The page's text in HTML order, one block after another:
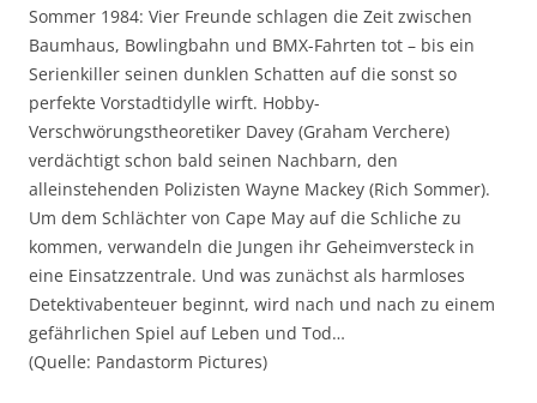
Sommer 1984: Vier Freunde schlagen die Zeit zwischen
Baumhaus, Bowlingbahn und BMX-Fahrten tot – bis ein
Serienkiller seinen dunklen Schatten auf die sonst so
perfekte Vorstadtidylle wirft. Hobby-
Verschwörungstheoretiker Davey (Graham Verchere)
verdächtigt schon bald seinen Nachbarn, den
alleinstehenden Polizisten Wayne Mackey (Rich Sommer).
Um dem Schlächter von Cape May auf die Schliche zu
kommen, verwandeln die Jungen ihr Geheimversteck in
eine Einsatzzentrale. Und was zunächst als harmloses
Detektivabenteuer beginnt, wird nach und nach zu einem
gefährlichen Spiel auf Leben und Tod…
(Quelle: Pandastorm Pictures)